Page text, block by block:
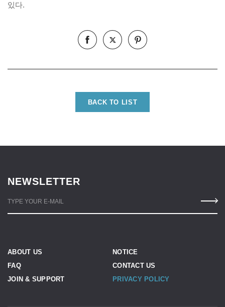
있다.
BACK TO LIST
NEWSLETTER
TYPE YOUR E-MAIL
ABOUT US
NOTICE
FAQ
CONTACT US
JOIN & SUPPORT
PRIVACY POLICY